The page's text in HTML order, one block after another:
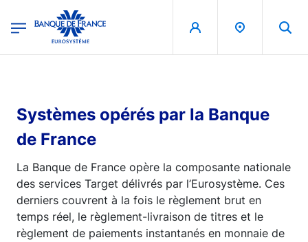
Banque de France - Menu Principal
Systèmes opérés par la Banque
de France
La Banque de France opère la composante nationale
des services Target délivrés par l’Eurosystème. Ces
derniers couvrent à la fois le règlement brut en
temps réel, le règlement-livraison de titres et le
règlement de paiements instantanés en monnaie de